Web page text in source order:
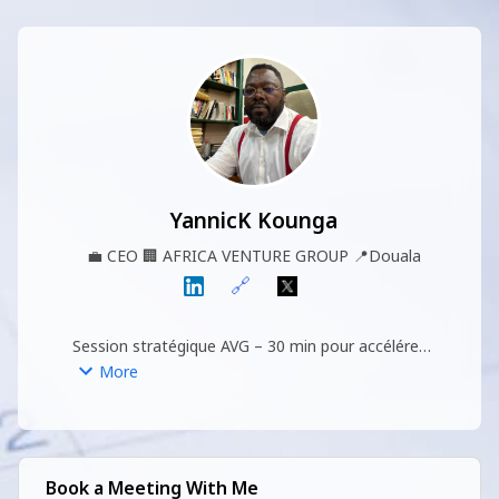
YannicK Kounga
💼 CEO 🏢 AFRICA VENTURE GROUP 📍Douala
🔗
Session stratégique AVG – 30 min pour accélérer
votre projet.
ciblées + plan d’action immédiat.
Portefeuille & partenaires : Ekotech
More
Book a Meeting With Me